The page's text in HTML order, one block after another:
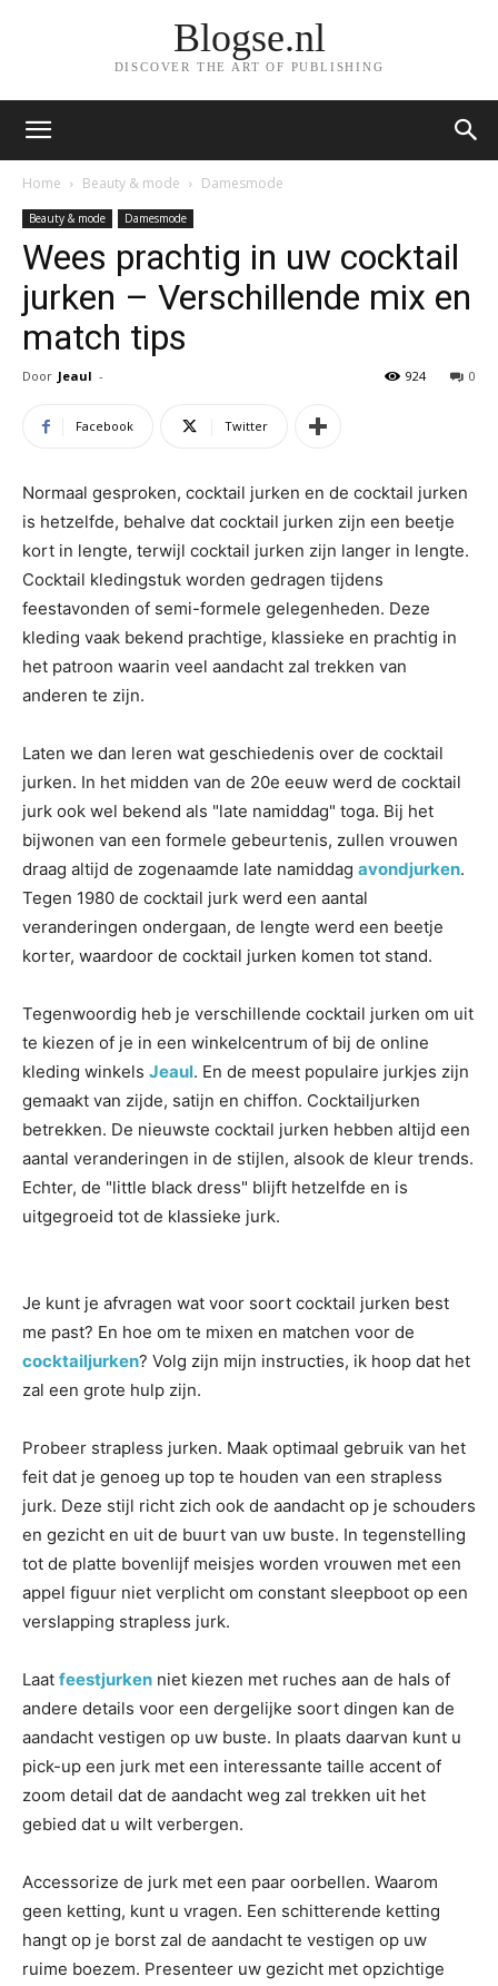
Blogse.nl
DISCOVER THE ART OF PUBLISHING
Home Beauty & mode Damesmode
Beauty & mode Damesmode
Wees prachtig in uw cocktail
jurken – Verschillende mix en
match tips
Door Jeaul - 0
924
Facebook Twitter
Normaal gesproken, cocktail jurken en de cocktail jurken
is hetzelfde, behalve dat cocktail jurken zijn een beetje
kort in lengte, terwijl cocktail jurken zijn langer in lengte.
Cocktail kledingstuk worden gedragen tijdens
feestavonden of semi-formele gelegenheden. Deze
kleding vaak bekend prachtige, klassieke en prachtig in
het patroon waarin veel aandacht zal trekken van
anderen te zijn.
Laten we dan leren wat geschiedenis over de cocktail
jurken. In het midden van de 20e eeuw werd de cocktail
jurk ook wel bekend als "late namiddag" toga. Bij het
bijwonen van een formele gebeurtenis, zullen vrouwen
draag altijd de zogenaamde late namiddag avondjurken.
Tegen 1980 de cocktail jurk werd een aantal
veranderingen ondergaan, de lengte werd een beetje
korter, waardoor de cocktail jurken komen tot stand.
Tegenwoordig heb je verschillende cocktail jurken om uit
te kiezen of je in een winkelcentrum of bij de online
kleding winkels Jeaul. En de meest populaire jurkjes zijn
gemaakt van zijde, satijn en chiffon. Cocktailjurken
betrekken. De nieuwste cocktail jurken hebben altijd een
aantal veranderingen in de stijlen, alsook de kleur trends.
Echter, de "little black dress" blijft hetzelfde en is
uitgegroeid tot de klassieke jurk.
Je kunt je afvragen wat voor soort cocktail jurken best
me past? En hoe om te mixen en matchen voor de
cocktailjurken? Volg zijn mijn instructies, ik hoop dat het
zal een grote hulp zijn.
Probeer strapless jurken. Maak optimaal gebruik van het
feit dat je genoeg up top te houden van een strapless
jurk. Deze stijl richt zich ook de aandacht op je schouders
en gezicht en uit de buurt van uw buste. In tegenstelling
tot de platte bovenlijf meisjes worden vrouwen met een
appel figuur niet verplicht om constant sleepboot op een
verslapping strapless jurk.
Laat feestjurken niet kiezen met ruches aan de hals of
andere details voor een dergelijke soort dingen kan de
aandacht vestigen op uw buste. In plaats daarvan kunt u
pick-up een jurk met een interessante taille accent of
zoom detail dat de aandacht weg zal trekken uit het
gebied dat u wilt verbergen.
Accessorize de jurk met een paar oorbellen. Waarom
geen ketting, kunt u vragen. Een schitterende ketting
hangt op je borst zal de aandacht te vestigen op uw
ruime boezem. Presenteer uw gezicht met opzichtige